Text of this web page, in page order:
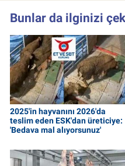
Bunlar da ilginizi
2025'in hayvanını 2026'da
teslim eden ESK'dan üreticiye:
'Bedava mal alıyorsunuz'